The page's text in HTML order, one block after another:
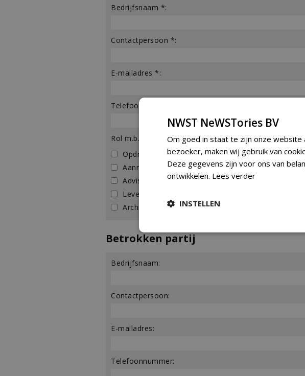
Bedrijfsnaam *:
Contactpersoon *:
E-mailadres *:
Telefoonnummer *:
Rol m.b.t. het project *:
Opdrachtgever
Aannemer
Adviseur
Leverancier
Architect
Betrokken partij
Bedrijfsnaam:
Contactpersoon:
E-mailadres:
Telefoonnummer:
NWST NeWSTories BV
Om goed in staat te zijn onze website
bezoeker, maken wij gebruik van
Deze gegevens zijn voor ons van
ontwikkelen. Lees verder
INSTELLEN